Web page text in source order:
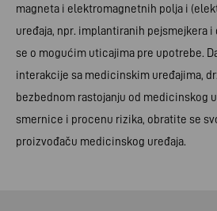
magneta i elektromagnetnih polja i
uređaja, npr. implantiranih pejsmejkera
se o mogućim uticajima pre upotrebe.
interakcije sa medicinskim uređajima,
bezbednom rastojanju od medicinskog
smernice i procenu rizika, obratite se
proizvođaču medicinskog uređaja.